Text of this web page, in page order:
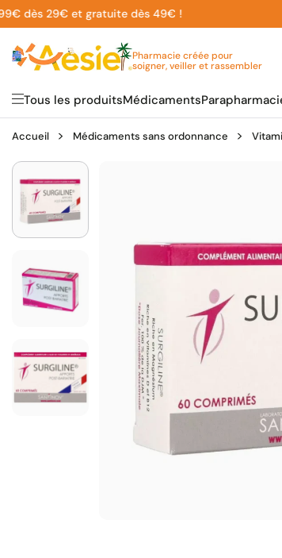
Aller
au
contenu
29€ et gratuite dès 49€ !
Pharmacie créée pour
soigner, veiller et rassembler
Tous les produitsMédicaments
Accueil Médicaments sans ordonnance